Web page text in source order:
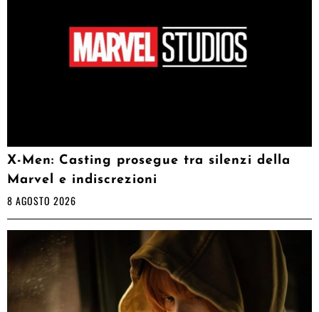
X-Men: Casting prosegue tra silenzi della
Marvel e indiscrezioni
8 AGOSTO 2026